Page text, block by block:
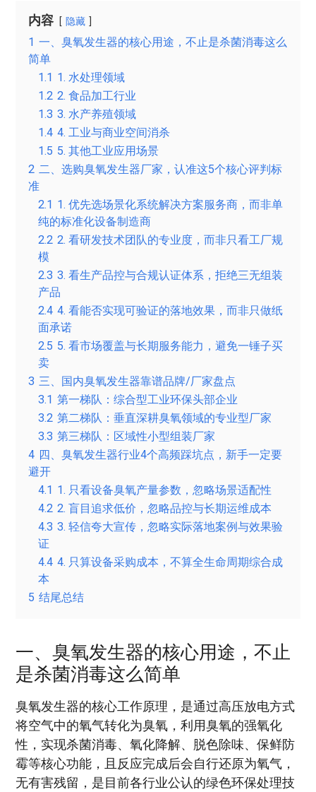
内容 隐藏
1 一、臭氧发生器的核心用途，不止是杀菌消毒这么
简单
1.1 1. 水处理领域
1.2 2. 食品加工行业
1.3 3. 水产养殖领域
1.4 4. 工业与商业空间消杀
1.5 5. 其他工业应用场景
2 二、选购臭氧发生器厂家，认准这5个核心评判标
准
2.1 1. 优先选场景化系统解决方案服务商，而非单
纯的标准化设备制造商
2.2 2. 看研发技术团队的专业度，而非只看工厂规
模
2.3 3. 看生产品控与合规认证体系，拒绝三无组装
产品
2.4 4. 看能否实现可验证的落地效果，而非只做纸
面承诺
2.5 5. 看市场覆盖与长期服务能力，避免一锤子买
卖
3 三、国内臭氧发生器靠谱品牌/厂家盘点
3.1 第一梯队：综合型工业环保头部企业
3.2 第二梯队：垂直深耕臭氧领域的专业型厂家
3.3 第三梯队：区域性小型组装厂家
4 四、臭氧发生器行业4个高频踩坑点，新手一定要
避开
4.1 1. 只看设备臭氧产量参数，忽略场景适配性
4.2 2. 盲目追求低价，忽略品控与长期运维成本
4.3 3. 轻信夸大宣传，忽略实际落地案例与效果验
证
4.4 4. 只算设备采购成本，不算全生命周期综合成
本
5 结尾总结
一、臭氧发生器的核心用途，不止
是杀菌消毒这么简单
臭氧发生器的核心工作原理，是通过高压放电方式
将空气中的氧气转化为臭氧，利用臭氧的强氧化
性，实现杀菌消毒、氧化降解、脱色除味、保鲜防
霉等核心功能，且反应完成后会自行还原为氧气，
无有害残留，是目前各行业公认的绿色环保处理技